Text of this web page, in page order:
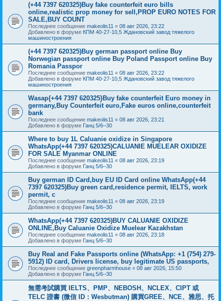
(+44 7397 620325)Buy fake counterfeit euro bills
online,realistic prop money for sell,PROP EURO NOTES FOR
SALE,BUY COUNT
Последнее сообщение makeolis11 « 08 авг 2026, 23:22
Добавлено в форуме КПМ 40-27-10,5 Ждановский завод тяжелого
машиностроения
(+44 7397 620325)Buy german passport online Buy
Norwegian passport online Buy Poland Passport online Buy
Romania Passpor
Последнее сообщение makeolis11 « 08 авг 2026, 23:22
Добавлено в форуме КПМ 40-27-10,5 Ждановский завод тяжелого
машиностроения
Wasap{+44 7397 620325}Buy fake counterfeit Euro money in
germany,Buy Counterfeit euro,Fake euros online,counterfeit
bank
Последнее сообщение makeolis11 « 08 авг 2026, 23:21
Добавлено в форуме Ганц 5/6–30
Where to buy 1L Caluanie oxidize in Singapore
WhatsApp(+44 7397 620325)CALUANIE MUELEAR OXIDIZE
FOR SALE Myanmar ONLINE
Последнее сообщение makeolis11 « 08 авг 2026, 23:19
Добавлено в форуме Ганц 5/6–30
Buy german ID Card,buy EU ID Card online WhatsApp(+44
7397 620325)Buy green card,residence permit, IELTS, work
permit, c
Последнее сообщение makeolis11 « 08 авг 2026, 23:19
Добавлено в форуме Ганц 5/6–30
WhatsApp(+44 7397 620325)BUY CALUANIE OXIDIZE
ONLINE,Buy Caluanie Oxidize Muelear Kazakhstan
Последнее сообщение makeolis11 « 08 авг 2026, 23:18
Добавлено в форуме Ганц 5/6–30
Buy Real and Fake Passports online (WhatsApp: +1 (754) 279-
5912) ID card, Drivers license, buy legitimate US passports,
Последнее сообщение greenpharmhouse « 08 авг 2026, 15:50
Добавлено в форуме Ганц 5/6–30
無需考試購買 IELTS、PMP、NEBOSH、NCLEX、CIPT 或
TELC 證書 (微信 ID：Wesbutman) 購買GREE、NCE、雅思、托